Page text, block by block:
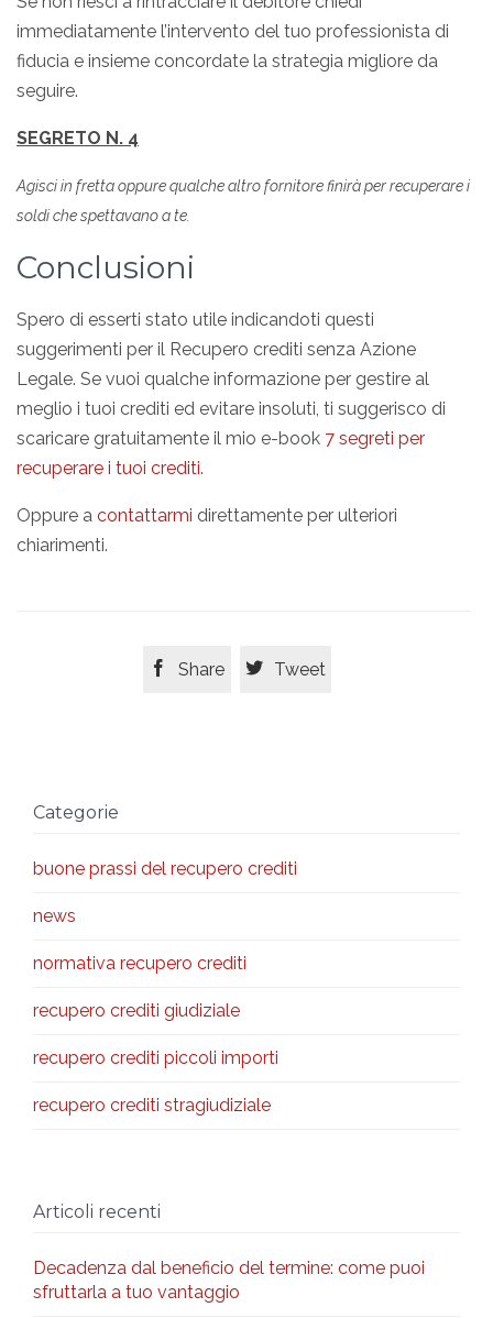
immediatamente l’intervento del tuo professionista di
fiducia e insieme concordate la strategia migliore da
seguire.
SEGRETO N. 4
Agisci in fretta oppure qualche altro fornitore finirà per recuperare i
soldi che spettavano a te.
Conclusioni
Spero di esserti stato utile indicandoti questi
suggerimenti per il Recupero crediti senza Azione
Legale. Se vuoi qualche informazione per gestire al
meglio i tuoi crediti ed evitare insoluti, ti suggerisco di
scaricare gratuitamente il mio e-book 7 segreti per
recuperare i tuoi crediti.
Oppure a contattarmi direttamente per ulteriori
chiarimenti.
 Share  Tweet
Categorie
buone prassi del recupero crediti
news
normativa recupero crediti
recupero crediti giudiziale
recupero crediti piccoli importi
recupero crediti stragiudiziale
Articoli recenti
Decadenza dal beneficio del termine: come puoi
sfruttarla a tuo vantaggio